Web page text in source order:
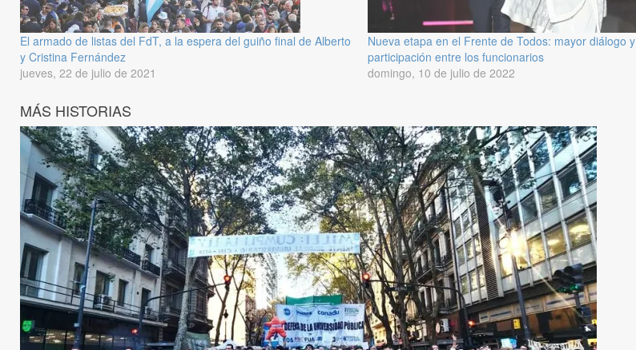
El armado de listas del FdT, a la espera del guiño final de Alberto
y Cristina Fernández
jueves, 22 de julio de 2021
Nueva etapa en el Frente de Todos: mayor diálogo y
participación entre los funcionarios
domingo, 10 de julio de 2022
MÁS HISTORIAS